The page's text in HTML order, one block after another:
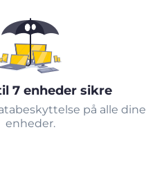
7 enheder sikre
på alle dine
enheder.